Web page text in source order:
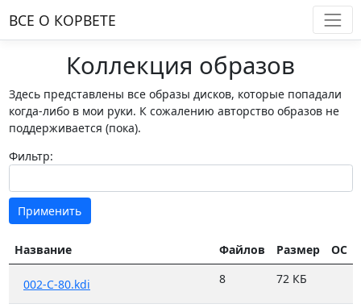
ВСЕ О КОРВЕТE
Коллекция образов
Здесь представлены все образы дисков, которые попадали
когда-либо в мои руки. К сожалению авторство образов не
поддерживается (пока).
Фильтр:
Применить
Название Файлов Размер ОС
002-C-80.kdi 8 72 КБ